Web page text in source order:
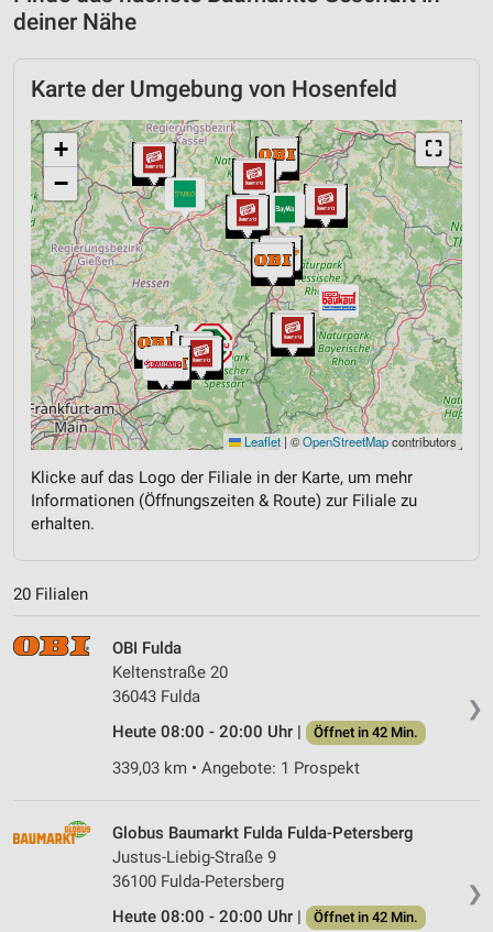
deiner Nähe
Karte der Umgebung von Hosenfeld
⛶
+
−
Leaflet |©OpenStreetMapcontributors
Klicke auf das Logo der Filiale in der Karte, um mehr
Informationen (Öffnungszeiten & Route) zur Filiale zu
erhalten.
20 Filialen
❯
OBI Fulda
Keltenstraße 20
36043 Fulda
Heute 08:00 - 20:00 Uhr |
Öffnet in 42 Min.
339,03 km • Angebote: 1 Prospekt
❯
Globus Baumarkt Fulda Fulda-Petersberg
Justus-Liebig-Straße 9
36100 Fulda-Petersberg
Heute 08:00 - 20:00 Uhr |
Öffnet in 42 Min.